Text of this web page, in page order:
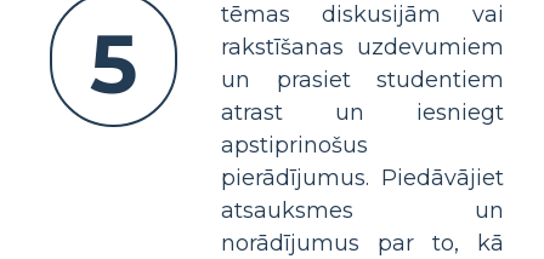
5
tēmas diskusijām vai
rakstīšanas uzdevumiem
un prasiet studentiem
atrast un iesniegt
apstiprinošus
pierādījumus. Piedāvājiet
atsauksmes un
norādījumus par to, kā